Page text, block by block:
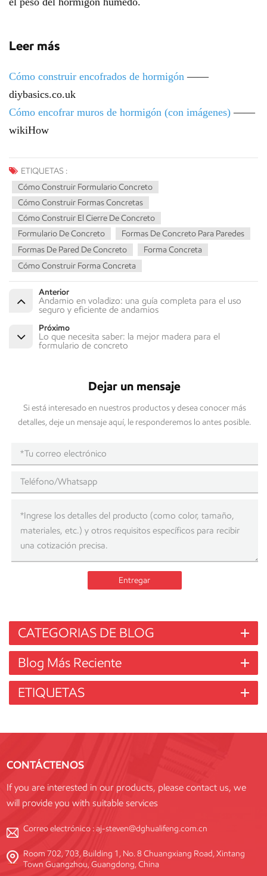
Leer más
Cómo construir encofrados de hormigón ——
diybasics.co.uk
Cómo encofrar muros de hormigón (con imágenes) ——
wikiHow
ETIQUETAS :
Cómo Construir Formulario Concreto
Cómo Construir Formas Concretas
Cómo Construir El Cierre De Concreto
Formulario De Concreto
Formas De Concreto Para Paredes
Formas De Pared De Concreto
Forma Concreta
Cómo Construir Forma Concreta
Anterior
Andamio en voladizo: una guía completa para el uso
seguro y eficiente de andamios
Próximo
Lo que necesita saber: la mejor madera para el
formulario de concreto
Dejar un mensaje
Si está interesado en nuestros productos y desea conocer más
detalles, deje un mensaje aquí, le responderemos lo antes posible.
Entregar
CATEGORIAS DE BLOG
Blog Más Reciente
ETIQUETAS
CONTÁCTENOS
If you are interested in our products, please contact us, we
will provide you with suitable services
Correo electrónico :aj-steven@dghualifeng.com.cn
Room 702, 703, Building 1, No. 8 Chuangxiang Road, Xintang
Town Guangzhou, Guangdong, China